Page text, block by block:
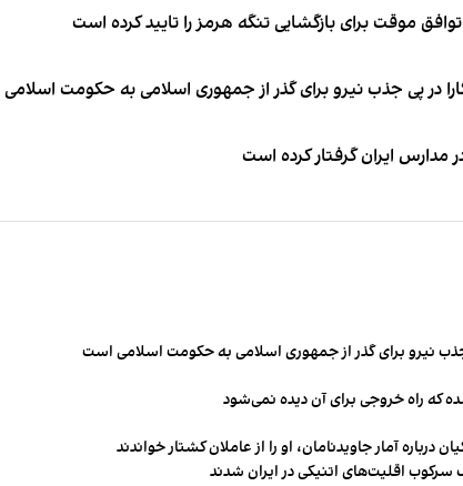
موقت برای بازگشایی تنگه هرمز را تایید کرده است
در پی جذب نیرو برای گذر از جمهوری اسلامی به حکومت
مدارس ایران گرفتار کرده است
نیرو برای گذر از جمهوری اسلامی به حکومت اسلامی است
که راه خروجی برای آن دیده نمی‌شود
آمار جاویدنامان، او را از عاملان کشتار خواندند
اقلیت‌های اتنیکی در ایران شدند